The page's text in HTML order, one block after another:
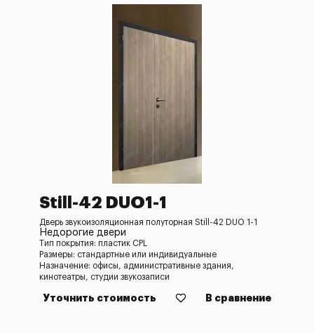
Still-42 DUO1-1
Дверь звукоизоляционная полуторная Still-42 DUO 1-1
Недорогие двери
Тип покрытия: пластик CPL
Размеры: стандартные или индивидуальные
Назначение: офисы, административные здания,
кинотеатры, студии звукозаписи
Уточнить стоимость В сравнение